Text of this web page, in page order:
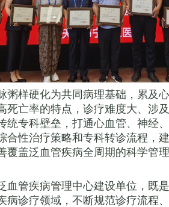
粥样硬化为共同病理基础，累及
死亡率的特点，诊疗难度大、涉
统专科壁垒，打通心血管、神经
合性治疗策略和专科转诊流程，
覆盖泛血管疾病全周期的科学管
血管疾病管理中心建设单位，既
病诊疗领域，不断规范诊疗流程